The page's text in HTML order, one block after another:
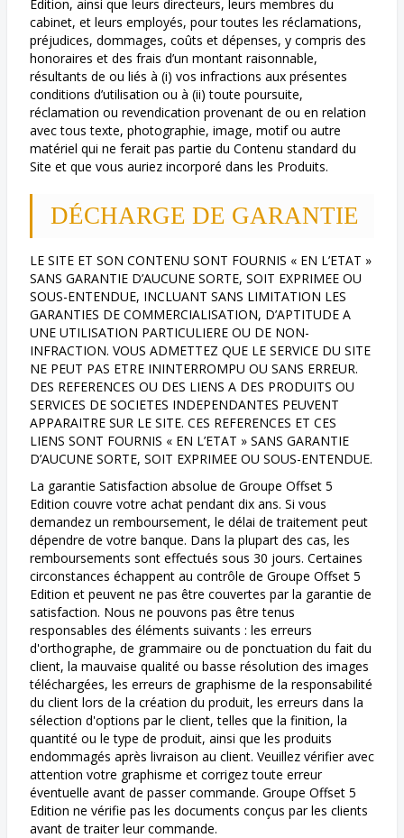
Edition, ainsi que leurs directeurs, leurs membres du
cabinet, et leurs employés, pour toutes les réclamations,
préjudices, dommages, coûts et dépenses, y compris des
honoraires et des frais d’un montant raisonnable,
résultants de ou liés à (i) vos infractions aux présentes
conditions d’utilisation ou à (ii) toute poursuite,
réclamation ou revendication provenant de ou en relation
avec tous texte, photographie, image, motif ou autre
matériel qui ne ferait pas partie du Contenu standard du
Site et que vous auriez incorporé dans les Produits.
DÉCHARGE DE GARANTIE
LE SITE ET SON CONTENU SONT FOURNIS « EN L’ETAT »
SANS GARANTIE D’AUCUNE SORTE, SOIT EXPRIMEE OU
SOUS-ENTENDUE, INCLUANT SANS LIMITATION LES
GARANTIES DE COMMERCIALISATION, D’APTITUDE A
UNE UTILISATION PARTICULIERE OU DE NON-
INFRACTION. VOUS ADMETTEZ QUE LE SERVICE DU SITE
NE PEUT PAS ETRE ININTERROMPU OU SANS ERREUR.
DES REFERENCES OU DES LIENS A DES PRODUITS OU
SERVICES DE SOCIETES INDEPENDANTES PEUVENT
APPARAITRE SUR LE SITE. CES REFERENCES ET CES
LIENS SONT FOURNIS « EN L’ETAT » SANS GARANTIE
D’AUCUNE SORTE, SOIT EXPRIMEE OU SOUS-ENTENDUE.
La garantie Satisfaction absolue de Groupe Offset 5
Edition couvre votre achat pendant dix ans. Si vous
demandez un remboursement, le délai de traitement peut
dépendre de votre banque. Dans la plupart des cas, les
remboursements sont effectués sous 30 jours. Certaines
circonstances échappent au contrôle de Groupe Offset 5
Edition et peuvent ne pas être couvertes par la garantie de
satisfaction. Nous ne pouvons pas être tenus
responsables des éléments suivants : les erreurs
d'orthographe, de grammaire ou de ponctuation du fait du
client, la mauvaise qualité ou basse résolution des images
téléchargées, les erreurs de graphisme de la responsabilité
du client lors de la création du produit, les erreurs dans la
sélection d'options par le client, telles que la finition, la
quantité ou le type de produit, ainsi que les produits
endommagés après livraison au client. Veuillez vérifier avec
attention votre graphisme et corrigez toute erreur
éventuelle avant de passer commande. Groupe Offset 5
Edition ne vérifie pas les documents conçus par les clients
avant de traiter leur commande.